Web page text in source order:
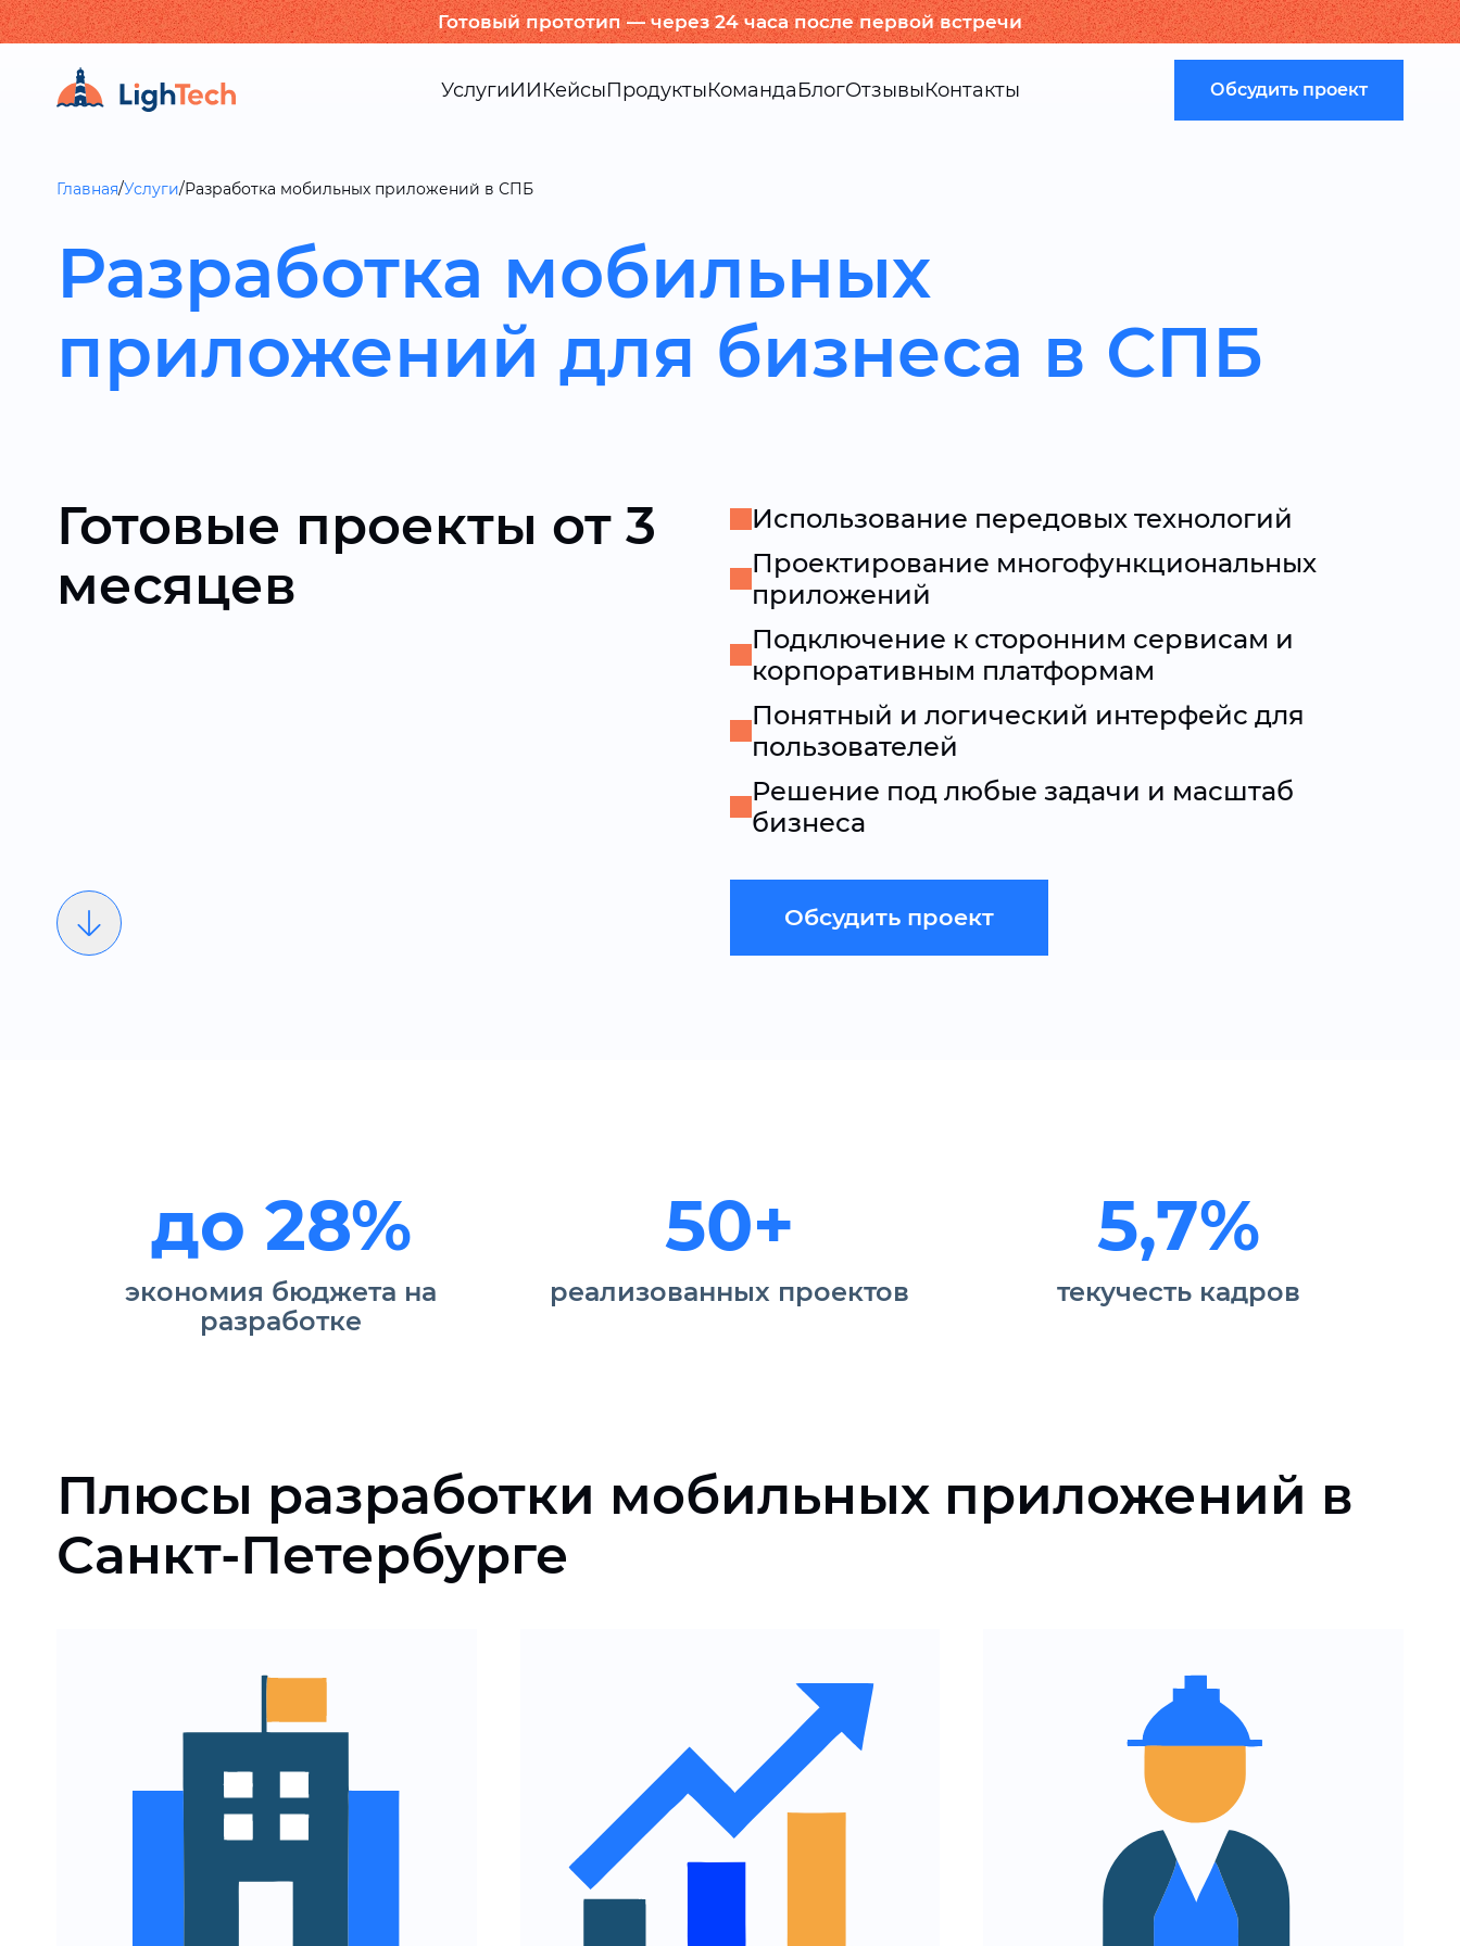
Готовый прототип — через 24 часа после первой встречи
УслугиИИКейсыПродуктыКомандаБлогОтзывыКонтакты Обсудить проект
Главная/Услуги/Разработка мобильных приложений в СПБ
Разработка мобильных
приложений для бизнеса в СПБ
Готовые проекты от 3
месяцев
Использование передовых технологий
Проектирование многофункциональных
приложений
Подключение к сторонним сервисам и
корпоративным платформам
Понятный и логический интерфейс для
пользователей
Решение под любые задачи и масштаб
бизнеса
Обсудить проект
до 28%
экономия бюджета на
разработке
50+
реализованных проектов
5,7%
текучесть кадров
Плюсы разработки мобильных приложений в
Санкт-Петербурге
Быстрый вывод цифрового
продукта на рынок
разработку
Масштабированное
решение под потребности
Доступ к целевой
Полный цикл создания
мобильного приложения
План по развитию с
постепенным внедрением
Профессиональная
Эффективное управление
Слаженное
взаимодействие с
профильными
специалистами
Регулярные митапы и код-
Отчеты о статусе проекта
Предсказуемые дедлайны
без форс-мажоров